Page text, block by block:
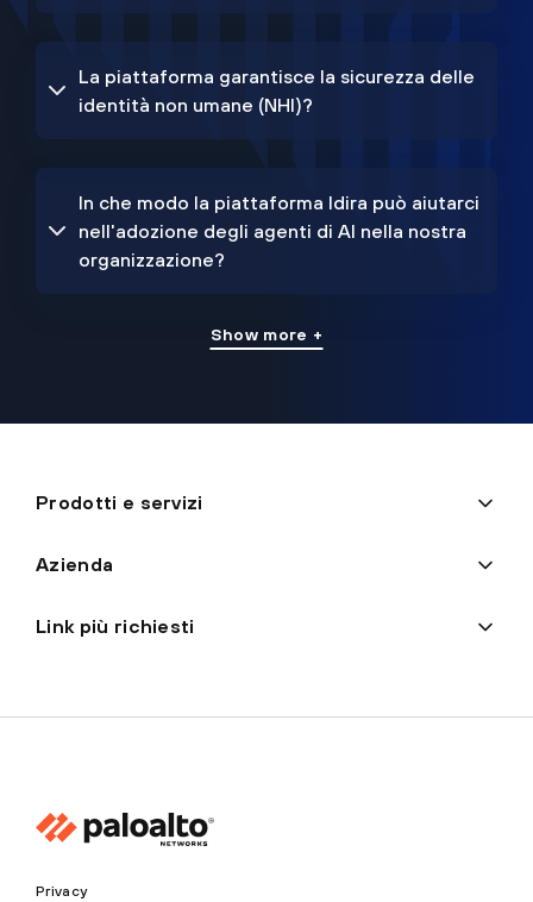
La piattaforma garantisce la sicurezza delle
identità non umane (NHI)?
In che modo la piattaforma Idira può aiutarci
nell'adozione degli agenti di AI nella nostra
organizzazione?
Show more +
Prodotti e servizi
Azienda
Link più richiesti
Privacy